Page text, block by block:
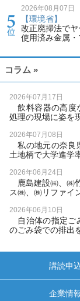
2026年08月07日
【環境省】
改正廃掃法で
使用済み金属
コラム »
2026年07月17日
飲料容器の高度
処理の現場に姿を
2026年07月08日
私の地元の奈良
土地柄で大学進学
2026年06月24日
鹿島建設㈱、㈱
ス㈱、㈱リファイ
2026年06月10日
自治体の指定ご
のごみ袋での排出
講読申
企業情